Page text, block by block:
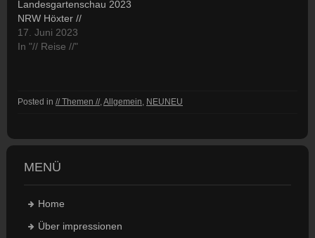
Landesgartenschau 2023
NRW Höxter //
17. Juni 2023
In "// Reise //"
Posted in // Themen //,Allgemein, NEUNEU
MENÜ
Home
Über impressionen